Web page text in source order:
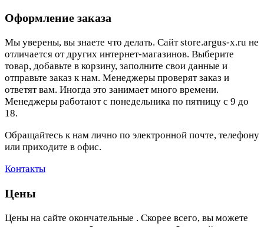
Оформление заказа
Мы уверены, вы знаете что делать. Сайт store.argus-x.ru не
отличается от других интернет-магазинов. Выберите
товар, добавьте в корзину, заполните свои данные и
отправьте заказ к нам. Менеджеры проверят заказ и
ответят вам. Иногда это занимает много времени.
Менеджеры работают с понедельника по пятницу с 9 до
18.
Обращайтесь к нам лично по электронной почте, телефону
или приходите в офис.
Контакты
Цены
Цены на сайте окончательные . Скорее всего, вы можете